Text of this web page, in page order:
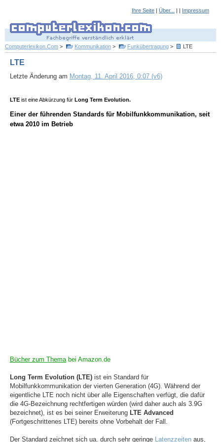
Ihre Seite | Über... | | Impressum
Computerlexikon.Com > Kommunikation > Funkübertragung > LTE
LTE
Letzte Änderung am Montag, 11. April 2016, 0:07 (v6)
LTE ist eine Abkürzung für Long Term Evolution.
Einer der führenden Standards für Mobilfunkkommunikation, seit
etwa 2010 im Betrieb
Bücher zum Themabei Amazon.de
Long Term Evolution (LTE) ist ein Standard für
Mobilfunkkommunikation der vierten Generation (4G). Während der
eigentliche LTE noch nicht über alle Eigenschaften verfügt, die dafür
die 4G-Bezeichnung rechtfertigen würden (wird daher auch als 3.9G
bezeichnet), ist es bei seiner Erweiterung LTE Advanced
(Fortgeschrittenes LTE) bereits ohne Vorbehalt der Fall.
Der Standard zeichnet sich ua. durch sehr geringe Latenzzeiten aus,